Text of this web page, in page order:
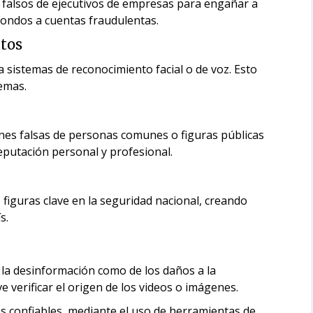
de ejecutivos de empresas para engañar a
a cuentas fraudulentas.
de reconocimiento facial o de voz. Esto
falsas de personas comunes o figuras públicas
personal y profesional.
clave en la seguridad nacional, creando
desinformación como de los daños a la
verificar el origen de los videos o imágenes.